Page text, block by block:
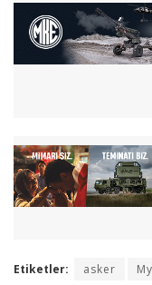
Etiketler: asker